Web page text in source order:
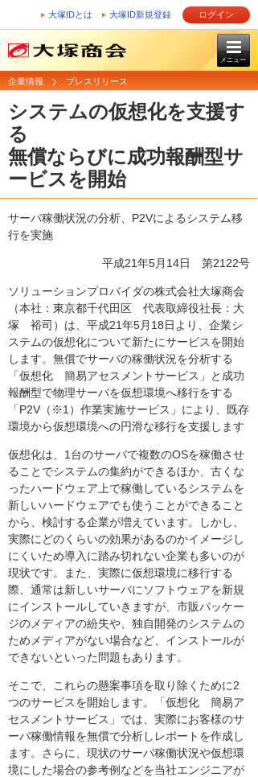
大塚IDとは 大塚ID新規登録 ログイン
メニュー
企業情報 プレスリリース
システムの仮想化を支援す
る
無償ならびに成功報酬型サ
ービスを開始
サーバ稼働状況の分析、P2Vによるシステム移
行を実施
平成21年5月14日 第2122号
ソリューションプロバイダの株式会社大塚商会
（本社：東京都千代田区 代表取締役社長：大
塚 裕司）は、平成21年5月18日より、企業シ
ステムの仮想化について新たにサービスを開始
します。無償でサーバの稼働状況を分析する
「仮想化 簡易アセスメントサービス」と成功
報酬型で物理サーバを仮想環境へ移行をする
「P2V（※1）作業実施サービス」により、既存
環境から仮想環境への円滑な移行を支援します
仮想化は、1台のサーバで複数のOSを稼働させ
ることでシステムの集約ができるほか、古くな
ったハードウェア上で稼働しているシステムを
新しいハードウェアでも使うことができること
から、検討する企業が増えています。しかし、
実際にどのくらいの効果があるのかイメージし
にくいため導入に踏み切れない企業も多いのが
現状です。また、実際に仮想環境に移行する
際、通常は新しいサーバにソフトウェアを新規
にインストールしていきますが、市販パッケー
ジのメディアの紛失や、独自開発のシステムの
ためメディアがない場合など、インストールが
できないといった問題もあります。
そこで、これらの懸案事項を取り除くために2
つのサービスを開始します。「仮想化 簡易ア
セスメントサービス」では、実際にお客様のサ
ーバ稼働情報を無償で分析しレポートを作成し
ます。さらに、現状のサーバ稼働状況や仮想環
境にした場合の参考例などを当社エンジニアが